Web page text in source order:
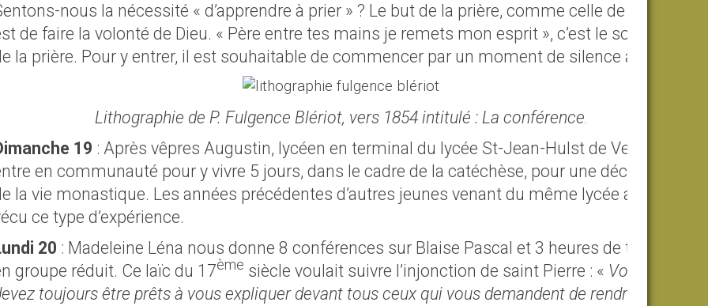
nous la nécessité « d’apprendre à prier » ? Le but de la prière, comme celle de Jésus,
de faire la volonté de Dieu. « Père entre tes mains je remets mon esprit », c’est le sommet
la prière. Pour y entrer, il est souhaitable de commencer par un moment de silence absolu.
Lithographie de P. Fulgence Blériot, vers 1854 intitulé : La conférence.
19 : Après vêpres Augustin, lycéen en terminal du lycée St-Jean-Hulst de Versailles
en communauté pour y vivre 5 jours, dans le cadre de la catéchèse, pour une découverte
la vie monastique. Les années précédentes d’autres jeunes venant du même lycée avaient
ce type d’expérience.
20 : Madeleine Léna nous donne 8 conférences sur Blaise Pascal et 3 heures de travaux
groupe réduit. Ce laïc du 17ème siècle voulait suivre l’injonction de saint Pierre : « Vous
toujours être prêts à vous expliquer devant tous ceux qui vous demandent de rendre